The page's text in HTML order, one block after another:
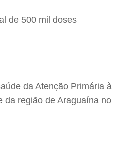
de 500 mil doses
da Atenção Primária à
região de Araguaína no